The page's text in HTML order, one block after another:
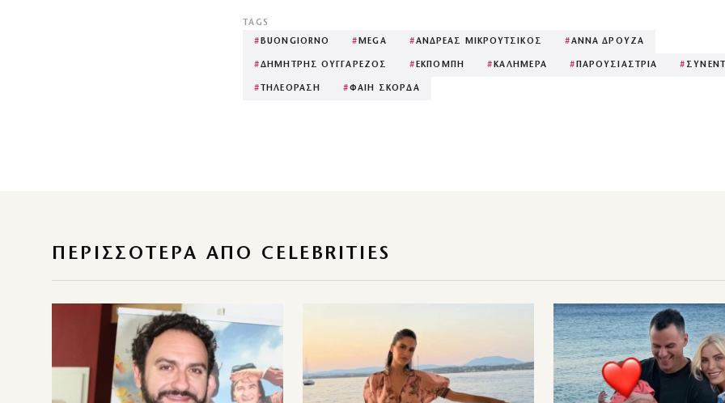
TAGS
# BUONGIORNO # MEGA #ΑΝΔΡΕΑΣ ΜΙΚΡΟΥΤΣΙΚΟΣ #ΑΝΝΑ ΔΡΟΥΖΑ
#ΔΗΜΗΤΡΗΣ ΟΥΓΓΑΡΕΖΟΣ # ΕΚΠΟΜΠΗ # ΚΑΛΗΜΕΡΑ # ΠΑΡΟΥΣΙΑΣΤΡΙΑ #
# ΤΗΛΕΟΡΑΣΗ #ΦΑΙΗ ΣΚΟΡΔΑ
ΠΕΡΙΣΣΌΤΕΡΑ ΑΠΌ CELEBRITIES